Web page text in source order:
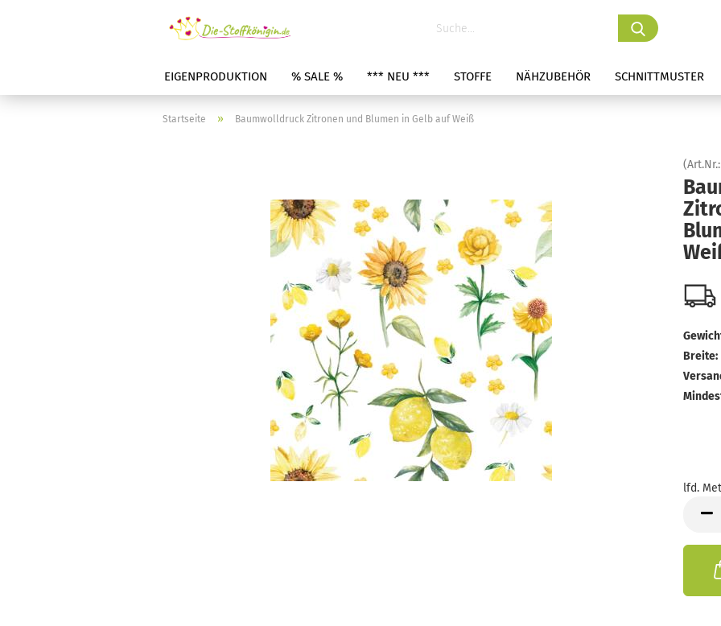
EIGENPRODUKTION % SALE % *** NEU *** STOFFE NÄHZUBEHÖR SCHNITTMUSTER
Startseite » Baumwolldruck Zitronen und Blumen in Gelb auf Weiß
(Art.Nr.:
Breite:
lfd.